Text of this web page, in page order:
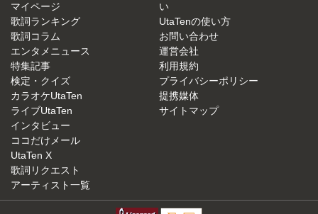
マイページ
歌詞ランキング
歌詞コラム
エンタメニュース
特集記事
検定・クイズ
カラオケUtaTen
ライブUtaTen
インタビュー
ココだけメール
UtaTen X
歌詞リクエスト
アーティスト一覧
い
UtaTenの使い方
お問い合わせ
運営会社
利用規約
プライバシーポリシー
提携媒体
サイトマップ